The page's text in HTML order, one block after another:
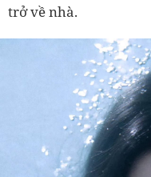
trở về nhà.